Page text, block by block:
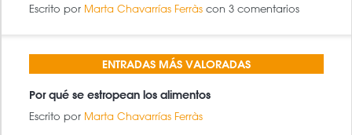
Escrito por Marta Chavarrías Ferràs con 3 comentarios
ENTRADAS MÁS VALORADAS
Por qué se estropean los alimentos
Escrito por Marta Chavarrías Ferràs